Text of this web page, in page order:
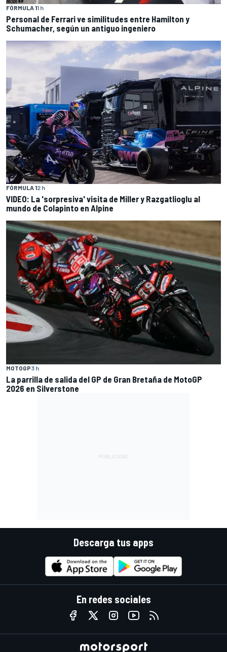
FÓRMULA 11 h
Personal de Ferrari ve similitudes entre Hamilton y
Schumacher, según un antiguo ingeniero
FÓRMULA 12 h
VIDEO: La 'sorpresiva' visita de Miller y Razgatlioglu al
mundo de Colapinto en Alpine
MOTOGP3 h
La parrilla de salida del GP de Gran Bretaña de MotoGP
2026 en Silverstone
Descarga tus apps
En redes sociales